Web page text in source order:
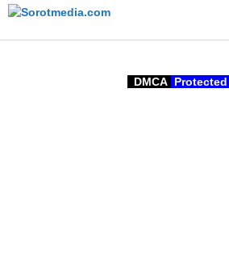
Lewati
konten
DMCA Protected